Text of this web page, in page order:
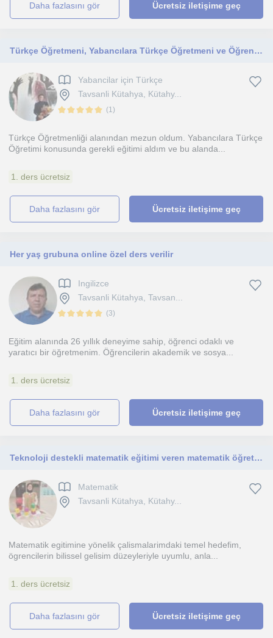
daha fazlasını gör Ücretsiz iletişime geç
Türkçe Öğretmeni, Yabancılara Türkçe Öğretmeni ve Öğrenci Koçu
Yabancilar için Türkçe
Tavsanli Kütahya, Kütahy...
(1)
Türkçe Öğretmenliği alanından mezun oldum. Yabancılara Türkçe
Öğretimi konusunda gerekli eğitimi aldım ve bu alanda...
1. ders ücretsiz
daha fazlasını gör Ücretsiz iletişime geç
Her yaş grubuna online özel ders verilir
Ingilizce
Tavsanli Kütahya, Tavsan...
(3)
Eğitim alanında 26 yıllık deneyime sahip, öğrenci odaklı ve
yaratıcı bir öğretmenim. Öğrencilerin akademik ve sosya...
1. ders ücretsiz
daha fazlasını gör Ücretsiz iletişime geç
Teknoloji destekli matematik eğitimi veren matematik öğretmeni 👩‍🏫🧮
Matematik
Tavsanli Kütahya, Kütahy...
Matematik egitimine yönelik çalismalarimdaki temel hedefim,
ögrencilerin bilissel gelisim düzeyleriyle uyumlu, anla...
1. ders ücretsiz
daha fazlasını gör Ücretsiz iletişime geç